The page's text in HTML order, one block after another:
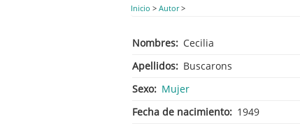
Inicio > Autor>
Nombres
Cecilia
Apellidos
Buscarons
Sexo
Mujer
Fecha de nacimiento
1949